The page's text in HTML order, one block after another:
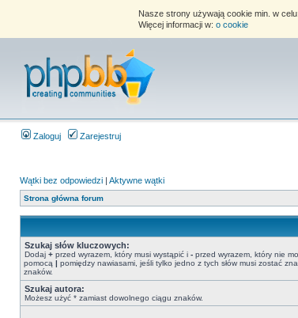
Nasze strony używają cookie min. w
Więcej informacji w: o cookie
Zaloguj Zarejestruj
Wątki bez odpowiedzi | Aktywne wątki
Strona główna forum
Szukaj słów kluczowych:
Dodaj + przed wyrazem, który musi wystąpić i - przed wyrazem, który nie
pomocą | pomiędzy nawiasami, jeśli tylko jedno z tych słów musi zostać
znaków.
Szukaj autora:
Możesz użyć * zamiast dowolnego ciągu znaków.